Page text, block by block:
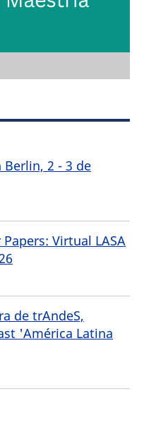
Berlin, 2 - 3 de
Virtual LASA
de trAndeS,
'América Latina